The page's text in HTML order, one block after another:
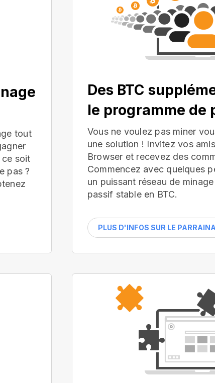
tout
ce soit
pas ?
Des BTC
le programme de
Vous ne voulez pas miner
une solution ! Invitez vos
Browser et recevez des
Commencez avec quelques
un puissant réseau de
passif stable en BTC.
PLUS D'INFOS SUR LE